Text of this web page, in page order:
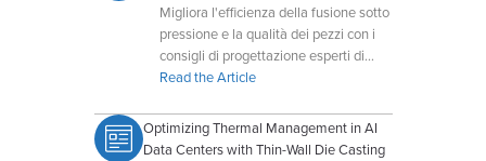
Migliora l'efficienza della fusione sotto
pressione e la qualità dei pezzi con i
consigli di progettazione esperti di
Dynacast, focalizzati sulla
economica.
Read the Article
Optimizing Thermal Management in AI
Data Centers with Thin-Wall Die Casting